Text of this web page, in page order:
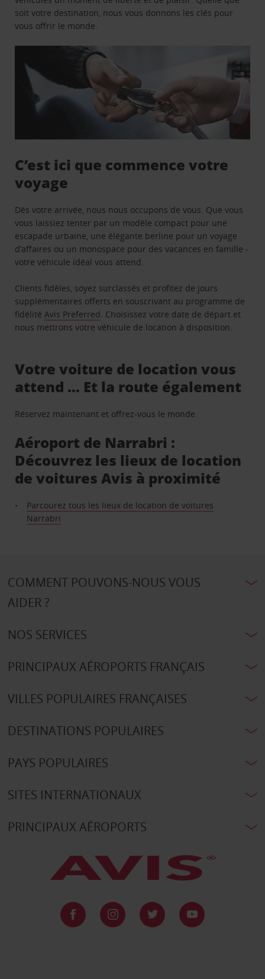
soit votre destination, nous vous donnons les clés pour
vous offrir le monde.
C’est ici que commence votre
voyage
Dès votre arrivée, nous nous occupons de vous. Que vous
vous laissiez tenter par un modèle compact pour une
escapade urbaine, une élégante berline pour un voyage
d’affaires ou un monospace pour des vacances en famille -
votre véhicule idéal vous attend.
Clients fidèles, soyez surclassés et profitez de jours
supplémentaires offerts en souscrivant au programme de
fidélitéAvis Preferred. Choisissez votre date de départ et
nous mettrons votre véhicule de location à disposition.
Votre voiture de location vous
attend … Et la route également
Réservez maintenant et offrez-vous le monde.
Aéroport de Narrabri :
Découvrez les lieux de location
de voitures Avis à proximité
Parcourez tous les lieux de location de voitures
Narrabri
COMMENT POUVONS-NOUS VOUS
AIDER ?
NOS SERVICES
PRINCIPAUX AÉROPORTS FRANÇAIS
VILLES POPULAIRES FRANÇAISES
DESTINATIONS POPULAIRES
PAYS POPULAIRES
SITES INTERNATIONAUX
PRINCIPAUX AÉROPORTS